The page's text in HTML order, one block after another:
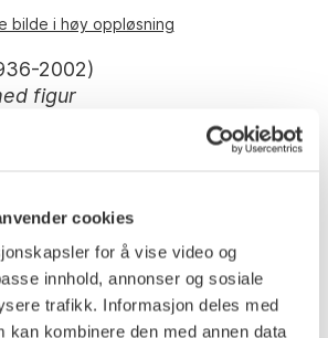
cookies
for å vise video og
innhold, annonser og sosiale
trafikk. Informasjon deles med
kan kombinere den med annen data
bilde i høy oppløsning
2002)
figur
baksiden av lerretet: "Knut Rose
med dedikasjon på baksiden, på
fra Knut".
Berndt Stackelberg, Sverige.